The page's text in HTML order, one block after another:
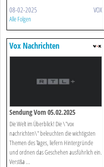
08-02-2025 VOX
Alle Folgen
Vox Nachrichten
Sendung Vom 05.02.2025
Die Welt im Überblick! Die \"vox
nachrichten\" beleuchten die wichtigsten
Themen des Tages, liefern Hintergründe
und ordnen das Geschehen ausführlich ein.
Verst&a ...